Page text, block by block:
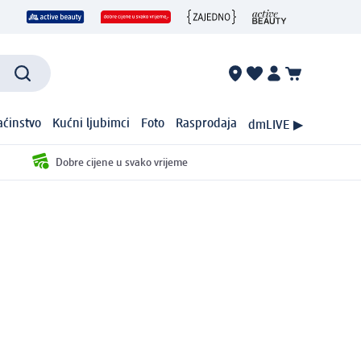
Kućni ljubimci Foto Rasprodaja dmLIVE ▶
Dobre cijene u svako vrijeme